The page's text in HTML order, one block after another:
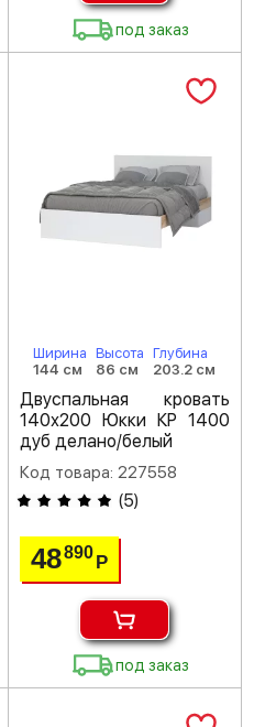
под заказ
Ширина
144 см
Высота
86 см
Глубина
203.2 см
Двуспальная кровать
140х200 Юкки КР 1400
дуб делано/белый
Код товара: 227558
(5)
48890 Р
под заказ